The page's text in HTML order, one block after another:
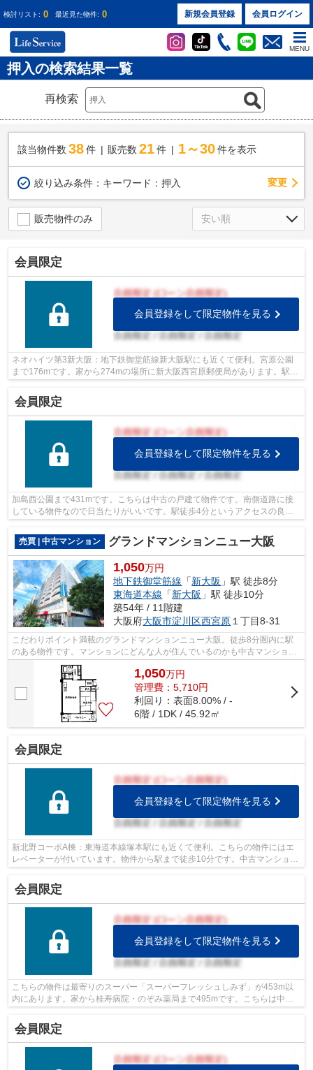
検討リスト: 0 最近見た物件: 0 新規会員登録 会員ログイン
MENU
押入の検索結果一覧
再検索
該当物件数 38件 販売数 21 件 1～30 件を表示
絞り込み条件： キーワード：押入 変更
販売物件のみ
会員限定
会員登録をして限定物件を見る
ネオハイツ第3新大阪：地下鉄御堂筋線新大阪駅にも近くて便利。宮原公園
まで176mです。家から274mの場所に新大阪西宮原郵便局があります。駅徒
会員限定
会員登録をして限定物件を見る
加島西公園まで431mです。こちらは中古の戸建て物件です。南側道路に接
している物件なので日当たりがいいです。駅徒歩4分というアクセスの良さ
売買 | 中古マンション
グランドマンションニュー大阪
1,050万円
地下鉄御堂筋線 「新大阪 」駅 徒歩8分
東海道本線 「新大阪 」駅 徒歩10分
築54年 / 11階建
大阪府大阪市淀川区西宮原 １丁目8-31
こだわりポイント満載のグランドマンションニュー大阪。徒歩8分圏内に駅
のある物件です。マンションにどんな人が住んでいるのかも中古マンション
なら事前に知れます。こちらはエレベー...
1,050万円
管理費：5,710円
利回り：表面8.00% / -
6階 / 1DK / 45.92㎡
会員限定
会員登録をして限定物件を見る
新北野コーポA棟：東海道本線塚本駅にも近くて便利。こちらの物件にはエ
レベーターが付いています。物件から駅まで徒歩10分です。中古マンション
なら、物件の購入もスムーズです。不動...
会員限定
会員登録をして限定物件を見る
こちらの物件は最寄りのスーパー「スーパーフレッシュしみず」が453m以
内にあります。家から桂寿病院・のぞみ薬局まで495mです。こちらは中古
のテラスハウス物件です。駅から徒歩12分...
会員限定